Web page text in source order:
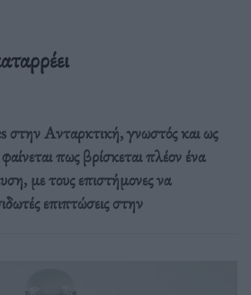
Ανταρκτική, γνωστός και ως
πως βρίσκεται πλέον ένα
με τους επιστήμονες να
επιπτώσεις στην